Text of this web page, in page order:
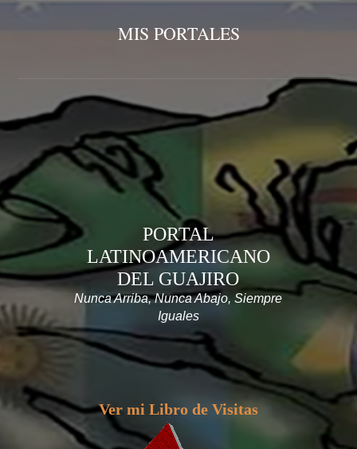
MIS PORTALES
PORTAL
LATINOAMERICANO
DEL GUAJIRO
Nunca Arriba, Nunca Abajo, Siempre
Iguales
Ver mi Libro de Visitas